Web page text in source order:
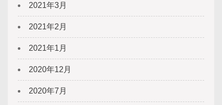
2021年3月
2021年2月
2021年1月
2020年12月
2020年7月